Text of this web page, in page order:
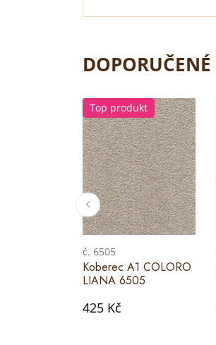
DOPORUČENÉ
Top produkt
č. 6505
Koberec A1 COLORO
LIANA 6505
425 Kč